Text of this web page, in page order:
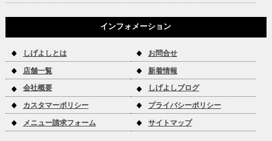
インフォメーション
しげよしとは お問合せ
店舗一覧 新着情報
会社概要 しげよしブログ
カスタマーポリシー プライバシーポリシー
メニュー請求フォーム サイトマップ